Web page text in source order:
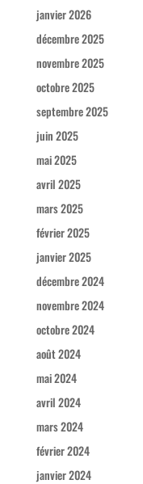
janvier 2026
décembre 2025
novembre 2025
octobre 2025
septembre 2025
juin 2025
mai 2025
avril 2025
mars 2025
février 2025
janvier 2025
décembre 2024
novembre 2024
octobre 2024
août 2024
mai 2024
avril 2024
mars 2024
février 2024
janvier 2024